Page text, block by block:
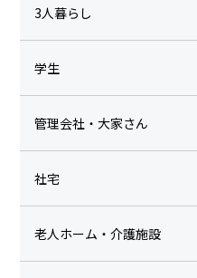
3人暮らし
学生
管理会社・大家さん
社宅
老人ホーム・介護施設